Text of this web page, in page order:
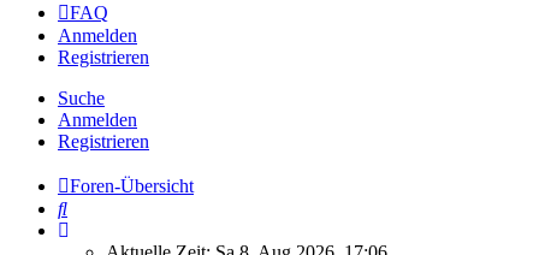
FAQ
Anmelden
Registrieren
Suche
Anmelden
Registrieren
Foren-Übersicht
Suche